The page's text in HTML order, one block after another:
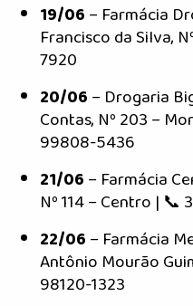
19/06– Farmácia
Francisco da Silva,
7920
20/06– Drogaria
Contas, Nº 203 –
99808-5436
21/06– Farmácia
Nº 114 – Centro | 📞
22/06– Farmácia
Antônio Mourão
98120-1323